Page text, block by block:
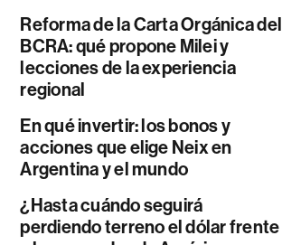
Reforma de la Carta Orgánica del
BCRA: qué propone Milei y
lecciones de la experiencia
regional
En qué invertir: los bonos y
acciones que elige Neix en
Argentina y el mundo
¿Hasta cuándo seguirá
perdiendo terreno el dólar frente